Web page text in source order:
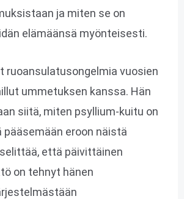
ja miten se on
elämäänsä myönteisesti.
ruoansulatusongelmia vuosien
ummetuksen kanssa. Hän
siitä, miten psyllium-kuitu on
eroon näistä
että päivittäinen
on tehnyt hänen